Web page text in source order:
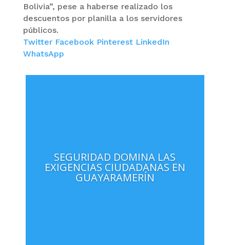
Bolivia”, pese a haberse realizado los
descuentos por planilla a los servidores
públicos.
Twitter Facebook Pinterest LinkedIn
WhatsApp
SEGURIDAD DOMINA LAS
EXIGENCIAS CIUDADANAS EN
GUAYARAMERÍN